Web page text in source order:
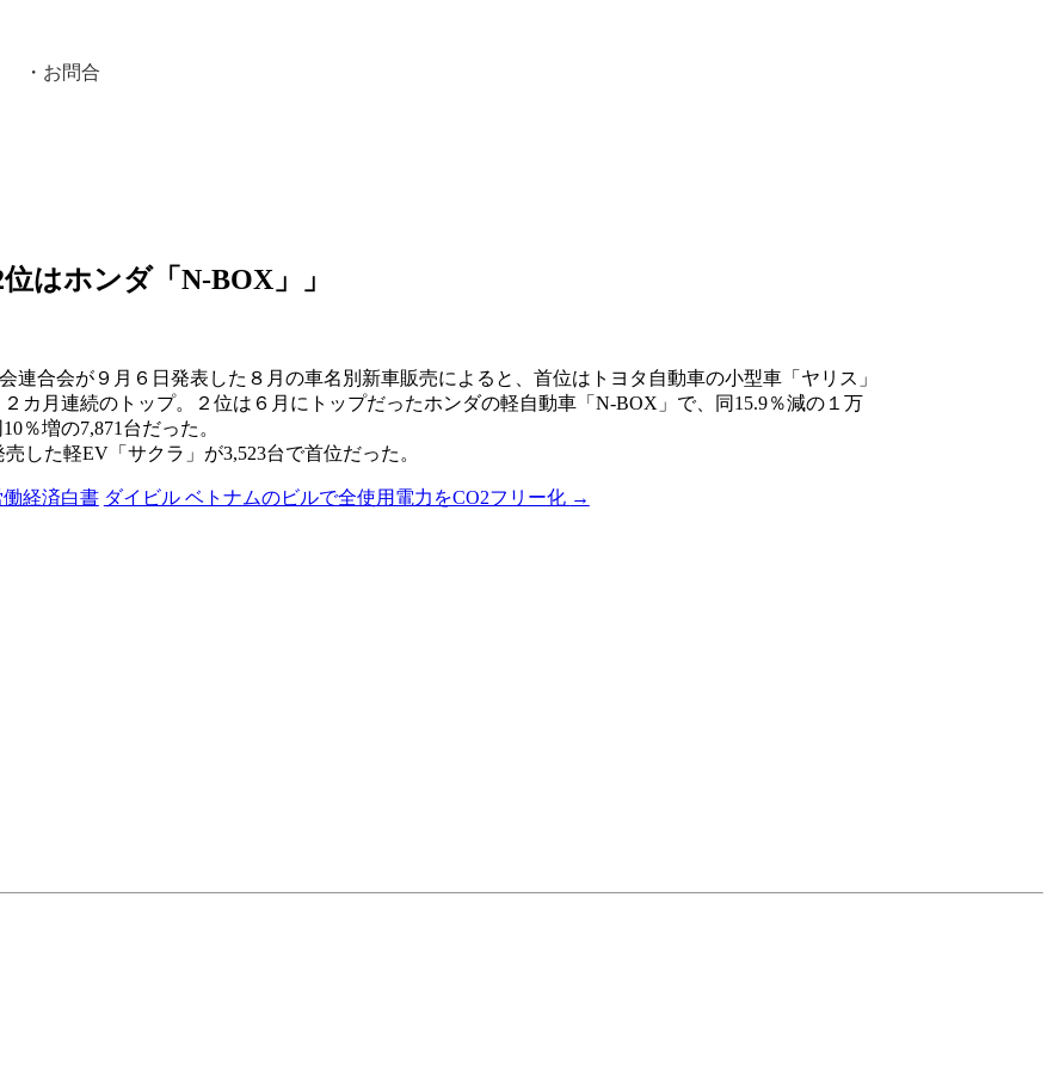
・ お問合
はホンダ「N-BOX」」
連合会が９月６日発表した８月の車名別新車販売によると、首位はトヨタ自動車の小型車「ヤリス」
カ月連続のトップ。２位は６月にトップだったホンダの軽自動車「N-BOX」で、同15.9％減の１万
％増の7,871台だった。
した軽EV「サクラ」が3,523台で首位だった。
経済白書 ダイビル ベトナムのビルで全使用電力をCO2フリー化 →